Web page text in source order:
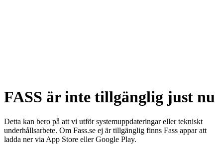
FASS är inte tillgänglig just nu
Detta kan bero på att vi utför systemuppdateringar eller tekniskt
underhållsarbete. Om Fass.se ej är tillgänglig finns Fass appar att
ladda ner via App Store eller Google Play.